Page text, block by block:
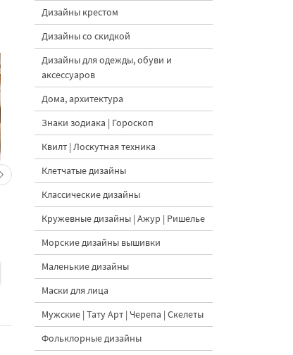
Кролик украшает ёлку
морковками дизайн
машинной вышивки - 3
размера
500 руб. | В корзину
вышивки - 3
Дизайны крестом
Дизайны со скидкой
Дизайны для одежды, обуви и
аксессуаров
Дома, архитектура
Знаки зодиака | Гороскоп
Квилт | Лоскутная техника
Клетчатые дизайны
Классические дизайны
Кружевные дизайны | Ажур | Ришелье
Морские дизайны вышивки
Маленькие дизайны
Маски для лица
Мужские | Тату Арт | Черепа | Скелеты
Фольклорные дизайны